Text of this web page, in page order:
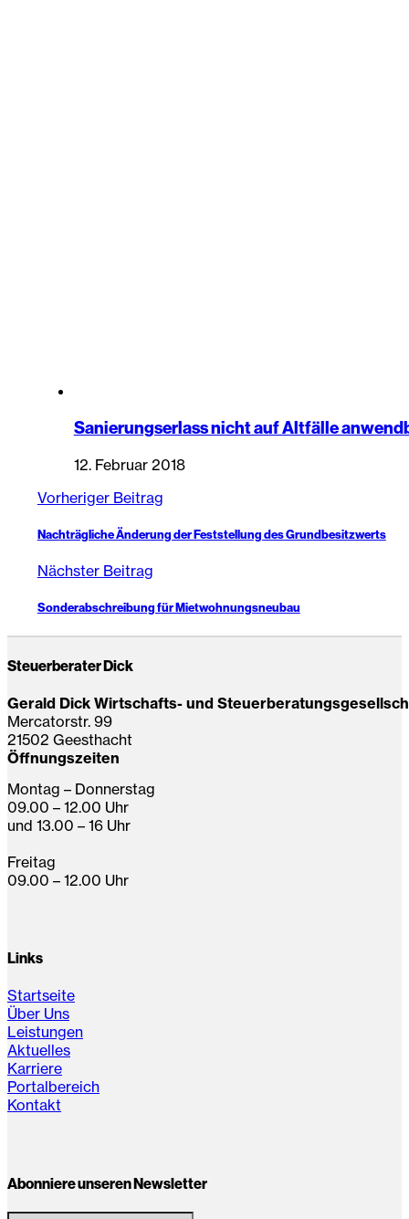
Sanierungserlass nicht auf Altfälle
12. Februar 2018
Vorheriger Beitrag
Nachträgliche Änderung der Feststellung des Grundbesitzwerts
Nächster Beitrag
Sonderabschreibung für Mietwohnungsneubau
Steuerberater Dick
Gerald Dick Wirtschafts- und
Mercatorstr. 99
21502 Geesthacht
Öffnungszeiten
Montag – Donnerstag
09.00 – 12.00 Uhr
und 13.00 – 16 Uhr
Freitag
09.00 – 12.00 Uhr
Links
Startseite
Über Uns
Leistungen
Aktuelles
Karriere
Portalbereich
Kontakt
Abonniere unseren Newsletter